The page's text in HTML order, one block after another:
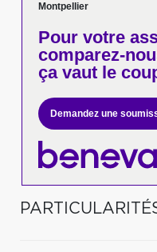
Montpellier
Pour votre
comparez-
ça vaut le
Demandez une